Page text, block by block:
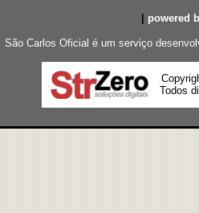
powered
São Carlos Oficial é um serviço
Todos